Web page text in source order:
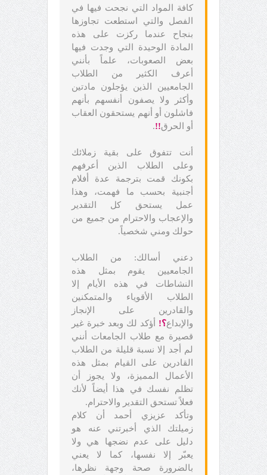
كافة المواد التي نجحت فيها في
الفصل والتي استطعت تجاوزها
بنجاح عندما ركزت على هذه
المادة الوحيدة التي وجدت فيها
بعض الصعوبات، علماً بأنني
أعرف الكثير من الطلاب
الجامعيين الذين يؤجلون مادتين
وأكثر ولا يصفون أنفسهم بأنهم
فاشلون أو أنهم يستحقون العقاب
أو الحرق!!
.
أنت تتفوق على بقية زملائك
وعلى الطلاب الذين أعرفهم
بكونك قمت بترجمة عدة أفلام
أجنبية بحسب ما فهمت، وهذا
عمل يستحق كل التقدير
والإعجاب والاحترام من جميع من
حولك ومني شخصياً.
دعني أسالك: من الطلاب
الجامعيين يقوم بمثل هذه
النشاطات في هذه الأيام إلا
الطلاب الأقوياء والمتمكنين
والقادرين على الإنجاز
والإبداع؟! أؤكد لك وبعد خبرة غير
قصيرة مع طلاب الجامعات أنني
لم أجد إلا نسبة قليلة من الطلاب
القادرين على القيام بمثل هذه
الأعمال المميزة، ولا يجوز أن
تظلم نفسك في هذا أيضاً لأنك
فعلاً تستحق التقدير والاحترام.
وتأكد عزيزي أحمد أن كلام
زميلتك الذي أخبرتني عنه هو
دليل على عدم نضجها هي ولا
يعبّر إلا نفسها، كما لا يعني
بالضرورة صحة وجهة نظرها،